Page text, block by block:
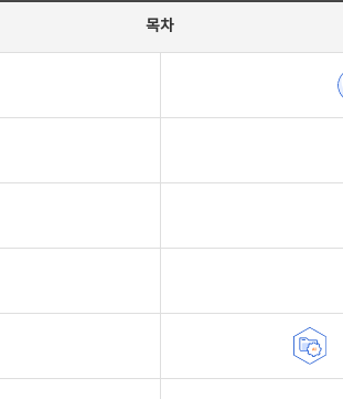
목차